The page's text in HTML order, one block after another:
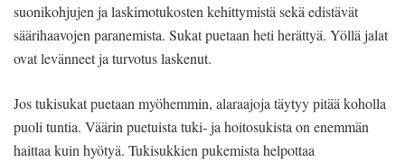
suonikohjujen ja laskimotukosten kehittymistä sekä edistävät
säärihaavojen paranemista. Sukat puetaan heti herättyä. Yöllä jalat
ovat levänneet ja turvotus laskenut.
Jos tukisukat puetaan myöhemmin, alaraajoja täytyy pitää koholla
puoli tuntia. Väärin puetuista tuki- ja hoitosukista on enemmän
haittaa kuin hyötyä. Tukisukkien pukemista helpottaa